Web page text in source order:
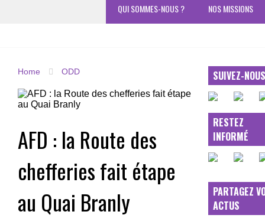
NOS MISSIONS
QUI SOMMES-NOUS ?
Home ODD
AFD : la Route des
chefferies fait étape
au Quai Branly
SUIVEZ-
RESTEZ
INFORMÉ
PARTAGEZ
ACTUS